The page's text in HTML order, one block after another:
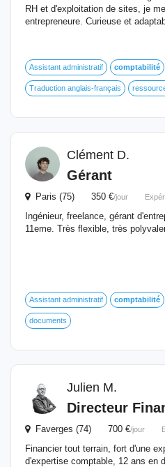
RH et d'exploitation de sites, je
entrepreneure. Curieuse et
Assistant administratif comptabilité
Traduction anglais-français
Clément D.
Gérant
Paris (75) 350 €/jour
Ingénieur, freelance, gérant
11eme. Très flexible, très
Assistant administratif comptabilité
documents
Julien M.
Directeur
Faverges (74) 700 €/jour
Financier tout terrain, fort d'une
d'expertise comptable, 12 ans en